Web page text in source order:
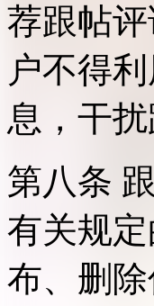
荐跟帖
户不得
息，干
第八条
有关规
布、删